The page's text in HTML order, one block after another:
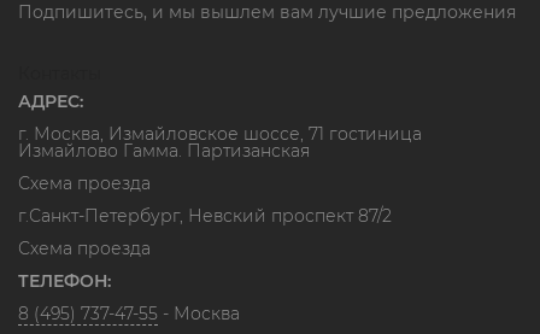
Подпишитесь, и мы вышлем вам лучшие предложения
АДРЕС:
г. Москва, Измайловское шоссе, 71 гостиница
Измайлово Гамма. Партизанская
Схема проезда
г.Санкт-Петербург, Невский проспект 87/2
Схема проезда
ТЕЛЕФОН:
8 (495) 737-47-55 - Москва